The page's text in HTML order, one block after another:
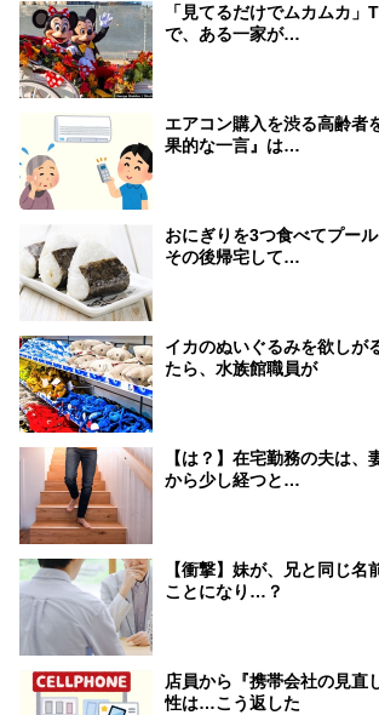
「見てるだけでムカムカ
で、ある一家が…
エアコン購入を渋る高齢者
果的な一言』は…
おにぎりを3つ食べてプール
その後帰宅して…
イカのぬいぐるみを欲しが
たら、水族館職員が
【は？】在宅勤務の夫は、
から少し経つと…
【衝撃】妹が、兄と同じ名
ことになり…？
店員から『携帯会社の見直
性は…こう返した